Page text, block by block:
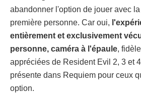
abandonner l'option de jouer avec
première personne. Car oui,
entièrement et exclusivement
personne, caméra à l'épaule,
appréciées de Resident Evil 2, 3 et
présente dans Requiem pour ceux
option.